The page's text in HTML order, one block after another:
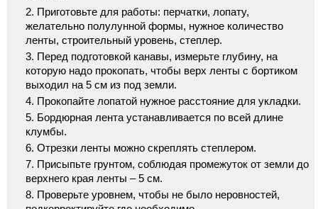
Приготовьте для работы: перчатки, лопату,
желательно полулунной формы, нужное количество
ленты, строительный уровень, степлер.
Перед подготовкой канавы, измерьте глубину, на
которую надо прокопать, чтобы верх ленты с бортиком
выходил на 5 см из под земли.
Прокопайте лопатой нужное расстояние для укладки.
Бордюрная лента устанавливается по всей длине
клумбы.
Отрезки ленты можно скреплять степлером.
Присыпьте грунтом, соблюдая промежуток от земли до
верхнего края ленты ‒ 5 см.
Проверьте уровнем, чтобы не было неровностей,